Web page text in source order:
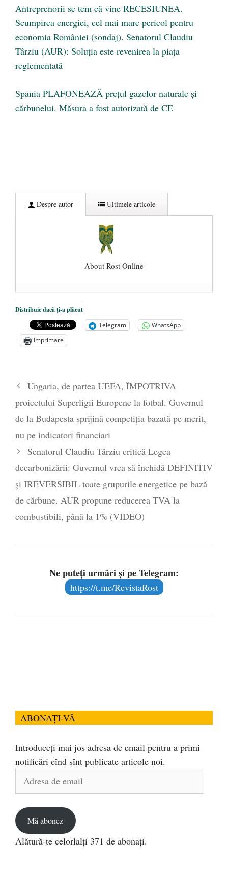
Antreprenorii se tem că vine RECESIUNEA.
Scumpirea energiei, cel mai mare pericol pentru
economia României (sondaj). Senatorul Claudiu
Târziu (AUR): Soluția este revenirea la piața
reglementată
Spania PLAFONEAZĂ preţul gazelor naturale și
cărbunelui. Măsura a fost autorizată de CE
Despre autor Ultimele articole
About Rost Online
Dezvăluiri cutremurătoare despre
președintele Ucrainei, Volodymyr
Zelensky
- 13 mai 2026
Statul care servește Națiunea
poetului Octavian Goga, înlăturat din Iași
- 16 aprilie 2026
Distribuie dacă ți-a plăcut
Telegram
WhatsApp
Imprimare
Ungaria, de partea UEFA, ÎMPOTRIVA
proiectului Superligii Europene la fotbal. Guvernul
de la Budapesta sprijină competiția bazată pe merit,
nu pe indicatori financiari
Senatorul Claudiu Târziu critică Legea
decarbonizării: Guvernul vrea să închidă DEFINITIV
și IREVERSIBIL toate grupurile energetice pe bază
de cărbune. AUR propune reducerea TVA la
combustibili, până la 1% (VIDEO)
Ne puteți urmări și pe Telegram:
https://t.me/RevistaRost
ABONAȚI-VĂ
Introduceți mai jos adresa de email pentru a primi
notificări cînd sînt publicate articole noi.
Adresa
Mă abonez
Alătură-te celorlalți 371 de abonați.